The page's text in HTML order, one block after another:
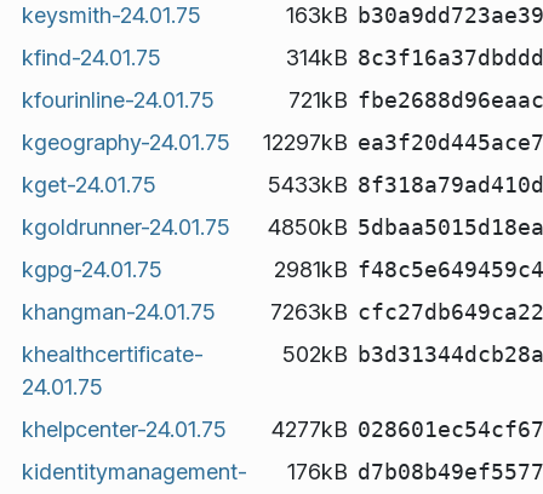
keysmith-24.01.75 163kB
kfind-24.01.75
314kB
kfourinline-24.01.75
721kB
kgeography-24.01.75
12297kB
kget-24.01.75
5433kB
kgoldrunner-24.01.75
4850kB
kgpg-24.01.75
2981kB
khangman-24.01.75
7263kB
khealthcertificate-
24.01.75
502kB
khelpcenter-24.01.75 4277kB
kidentitymanagement-
176kB